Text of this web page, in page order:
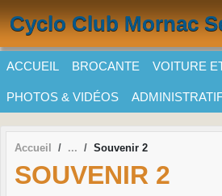
Cyclo Club Mornac
ACCUEIL BROCANTE VOITURE
PHOTOS & VIDÉOS
Accueil Souvenir 2
SOUVENIR 2